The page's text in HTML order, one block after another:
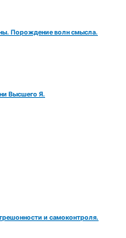
Порождение волн смысла.
Высшего Я.
и самоконтроля.